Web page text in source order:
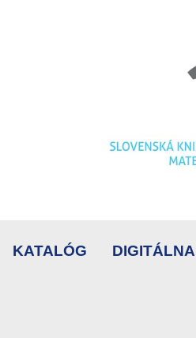
KATALÓG